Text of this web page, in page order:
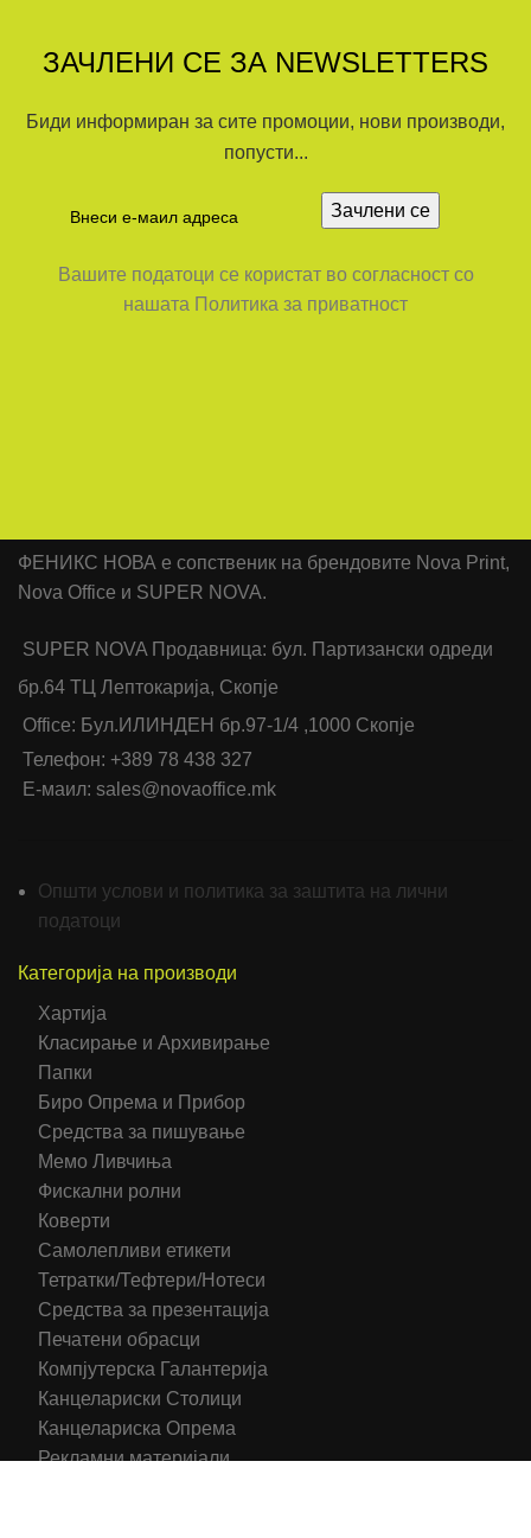
ЗАЧЛЕНИ СЕ ЗА NEWSLETTERS
Биди информиран за сите промоции, нови производи,
попусти...
Вашите податоци се користат во согласност со
нашата Политика за приватност
ФЕНИКС НОВА е сопственик на брендовите Nova Print,
Nova Office и SUPER NOVA.
SUPER NOVA Продавница: бул. Партизански одреди
бр.64 ТЦ Лептокарија, Скопје
Office: Бул.ИЛИНДЕН бр.97-1/4 ,1000 Скопје
Телефон: +389 78 438 327
Е-маил: sales@novaoffice.mk
Општи услови и политика за заштита на лични
податоци
Категорија на производи
Хартија
Класирање и Архивирање
Папки
Биро Опрема и Прибор
Средства за пишување
Мемо Ливчиња
Фискални ролни
Коверти
Самолепливи етикети
Тетратки/Тефтери/Нотеси
Средства за презентација
Печатени обрасци
Компјутерска Галантерија
Канцелариски Столици
Канцелариска Опрема
Рекламни материјали